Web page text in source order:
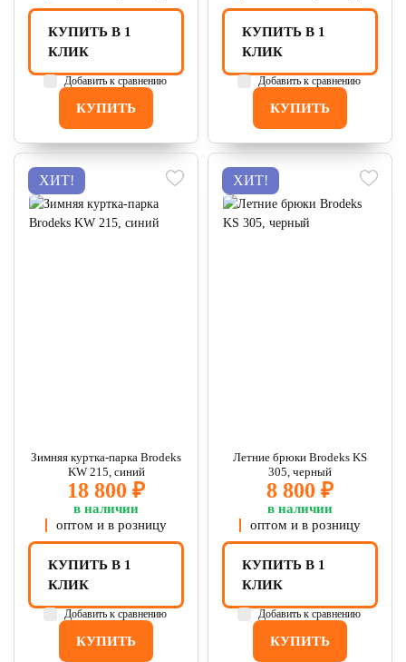
КУПИТЬ
КУПИТЬ В 1
КЛИК
Добавить к сравнению
КУПИТЬ
КУПИТЬ В 1
КЛИК
Добавить к сравнению
ХИТ!
Зимняя куртка-парка Brodeks
KW 215, синий
18 800 ₽
в наличии
оптом и в розницу
КУПИТЬ
КУПИТЬ В 1
КЛИК
Добавить к сравнению
ХИТ!
Летние брюки Brodeks KS
305, черный
8 800 ₽
в наличии
оптом и в розницу
КУПИТЬ
КУПИТЬ В 1
КЛИК
Добавить к сравнению